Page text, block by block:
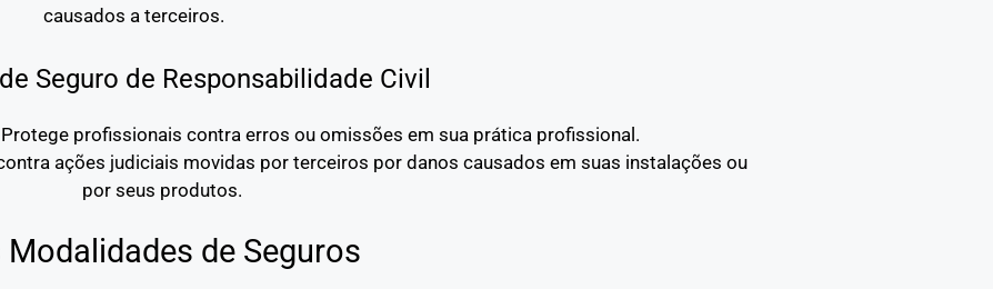
causados a terceiros.
Seguro de Responsabilidade Civil
Protege profissionais contra erros ou omissões em sua prática profissional.
ações judiciais movidas por terceiros por danos causados em suas instalações ou
por seus produtos.
Modalidades de Seguros